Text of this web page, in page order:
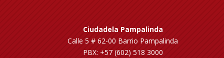
Ciudadela Pampalinda
Calle 5 # 62-00 Barrio Pampalinda
PBX: +57 (602) 518 3000